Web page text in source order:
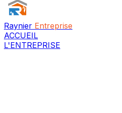
Raynier Entreprise
ACCUEIL
L'ENTREPRISE